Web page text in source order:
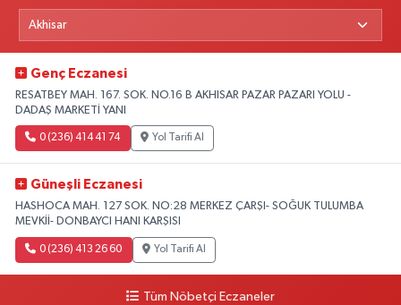
Genç Eczanesi
RESATBEY MAH. 167. SOK. NO.16 B AKHISAR PAZAR PAZARI YOLU -
DADAŞ MARKETİ YANI
0 (236) 414 41 74 Yol Tarifi Al
Güneşli Eczanesi
HASHOCA MAH. 127 SOK. NO:28 MERKEZ ÇARŞI- SOĞUK TULUMBA
MEVKİİ- DONBAYCI HANI KARŞISI
0 (236) 413 26 60 Yol Tarifi Al
Tüm Nöbetçi Eczaneler